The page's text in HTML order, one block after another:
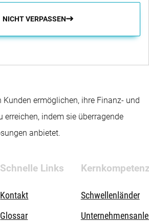
NICHT VERPASSEN
Kunden ermöglichen, ihre Finanz- und
erreichen, indem sie überragende
anbietet.
Schnelle Links
Kontakt
Glossar
Schwellenländer